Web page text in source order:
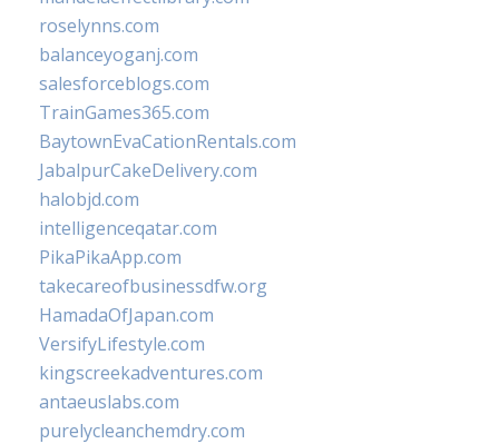
roselynns.com
balanceyoganj.com
salesforceblogs.com
TrainGames365.com
BaytownEvaCationRentals.com
JabalpurCakeDelivery.com
halobjd.com
intelligenceqatar.com
PikaPikaApp.com
takecareofbusinessdfw.org
HamadaOfJapan.com
VersifyLifestyle.com
kingscreekadventures.com
antaeuslabs.com
purelycleanchemdry.com